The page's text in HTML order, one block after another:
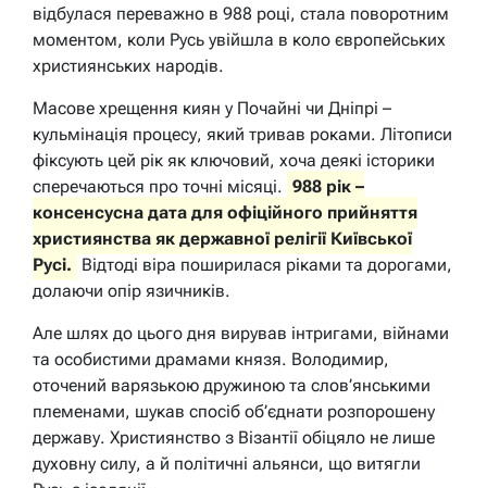
відбулася переважно в 988 році, стала поворотним
моментом, коли Русь увійшла в коло європейських
християнських народів.
Масове хрещення киян у Почайні чи Дніпрі –
кульмінація процесу, який тривав роками. Літописи
фіксують цей рік як ключовий, хоча деякі історики
сперечаються про точні місяці. 988 рік –
консенсусна дата для офіційного прийняття
християнства як державної релігії Київської
Русі. Відтоді віра поширилася ріками та дорогами,
долаючи опір язичників.
Але шлях до цього дня вирував інтригами, війнами
та особистими драмами князя. Володимир,
оточений варязькою дружиною та слов’янськими
племенами, шукав спосіб об’єднати розпорошену
державу. Християнство з Візантії обіцяло не лише
духовну силу, а й політичні альянси, що витягли